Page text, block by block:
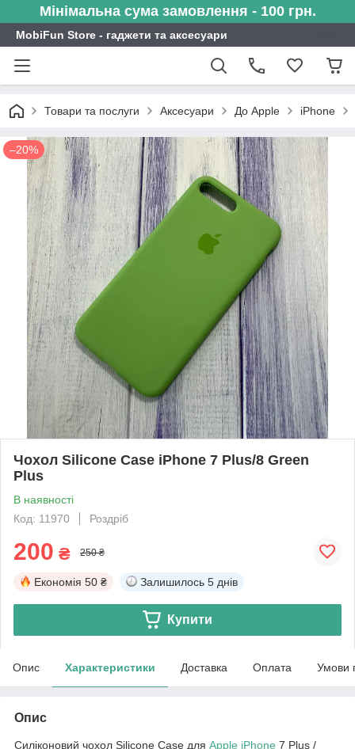
Мінімальна сума замовлення - 100 грн.
MobiFun Store - гаджети та аксесуари
Товари та послуги Аксесуари До Apple iPhone
–20%
Чохол Silicone Case iPhone 7 Plus/8 Green
Plus
В наявності
Код: 11970
Роздріб
200 ₴ 250 ₴
Економія 50 ₴ Залишилось 5 днів
Купити
Опис Характеристики Доставка Оплата Умови
Опис
Силіконовий чохол Silicone Case для Apple iPhone 7 Plus /